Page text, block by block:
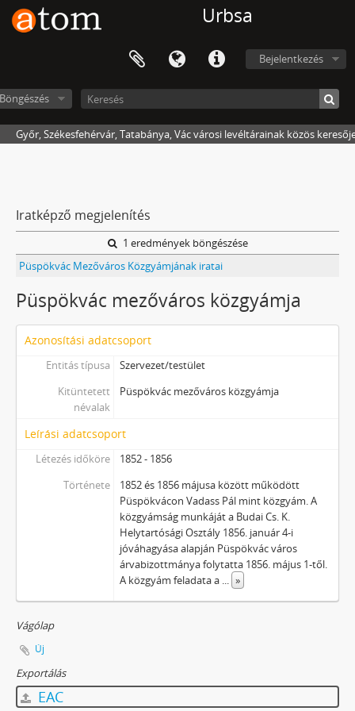
Urbsa
Bejelentkezés
Győr, Székesfehérvár, Tatabánya, Vác városi levéltárainak közös
Iratképző megjelenítés
1 eredmények böngészése
Püspökvác Mezőváros Közgyámjának iratai
Püspökvác mezőváros közgyámja
Azonosítási adatcsoport
Entitás típusa
Szervezet/testület
Kitüntetett
névalak
Püspökvác mezőváros közgyámja
Leírási adatcsoport
Létezés időköre
1852 - 1856
Története
1852 és 1856 májusa között működött
Püspökvácon Vadass Pál mint közgyám. A
közgyámság munkáját a Budai Cs. K.
Helytartósági Osztály 1856. január 4-i
jóváhagyása alapján Püspökvác város
árvabizottmánya folytatta 1856. május 1-től.
A közgyám feladata a ... »
Vágólap
Új
Exportálás
EAC